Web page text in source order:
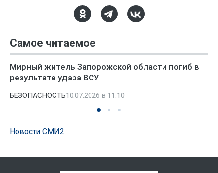
Самое читаемое
Мирный житель Запорожской области погиб в
результате удара ВСУ
БЕЗОПАСНОСТЬ10.07.2026 в 11:10
Новости СМИ2